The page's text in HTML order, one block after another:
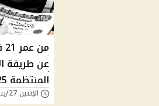
عن طريقة
صرفها
الإثنين 27/يناير/2025 - 07:00 م